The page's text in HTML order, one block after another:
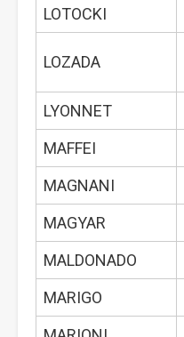
LOTOCKI
LOZADA
LYONNET
MAFFEI
MAGNANI
MAGYAR
MALDONADO
MARIGO